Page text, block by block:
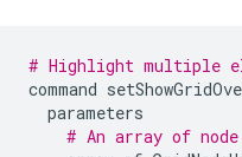
# Highlight multiple
command
parameters
# An array of